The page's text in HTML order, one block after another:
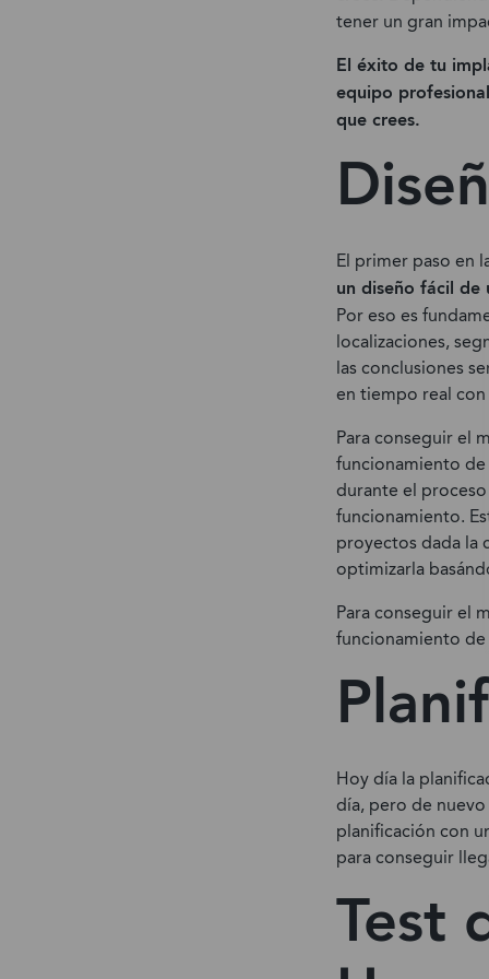
tener un gran
El éxito de tu
equipo
que crees.
El primer paso en
un diseño fácil de
Por eso es
localizaciones,
las conclusiones
en tiempo real con
Para conseguir el
funcionamiento de
durante el
funcionamiento.
proyectos dada la
optimizarla
Para conseguir el
funcionamiento de
Hoy día la
día, pero de nuevo
planificación con
para conseguir
Test